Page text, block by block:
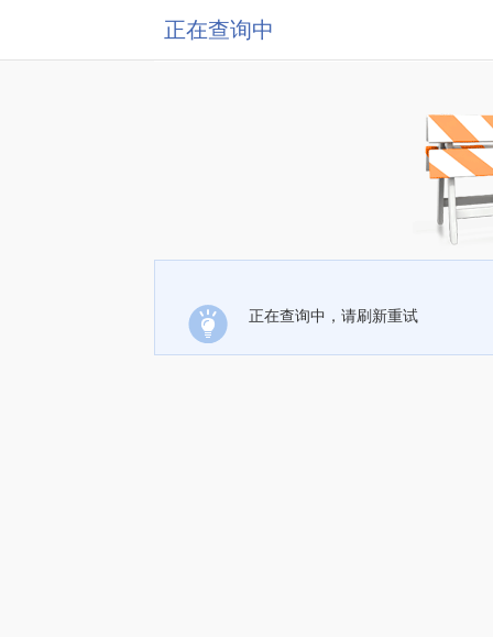
正在查询中
正在查询中，请刷新重试